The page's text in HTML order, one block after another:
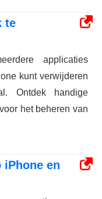
te
applicaties
kunt verwijderen
Ontdek handige
het beheren van
iPhone en